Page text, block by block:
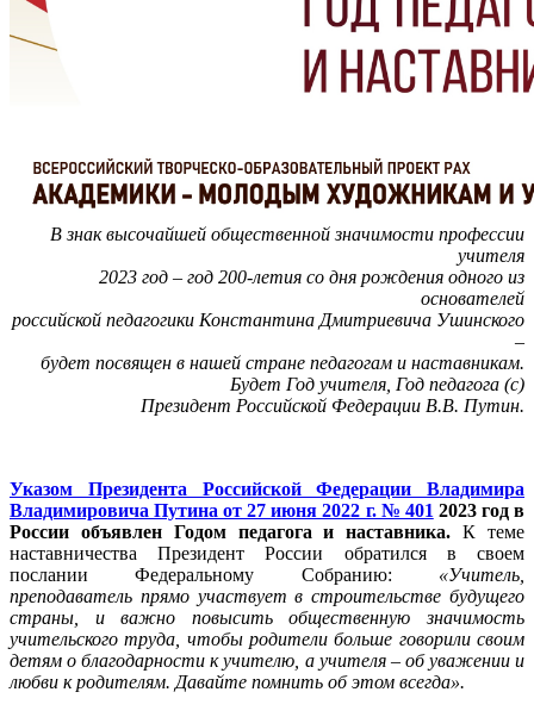
В знак высочайшей общественной значимости профессии
учителя
2023 год – год 200-летия со дня рождения одного из
основателей
российской педагогики Константина Дмитриевича Ушинского
–
будет посвящен в нашей стране педагогам и наставникам.
Будет Год учителя, Год педагога (с)
Президент Российской Федерации В.В. Путин.
Указом Президента Российской Федерации Владимира
Владимировича Путина от 27 июня 2022 г. № 401 2023 год в
России объявлен Годом педагога и наставника.К теме
наставничества Президент России обратился в своем
послании Федеральному Собранию: «Учитель,
преподаватель прямо участвует в строительстве будущего
страны, и важно повысить общественную значимость
учительского труда, чтобы родители больше говорили своим
детям о благодарности к учителю, а учителя – об уважении и
любви к родителям. Давайте помнить об этом всегда».